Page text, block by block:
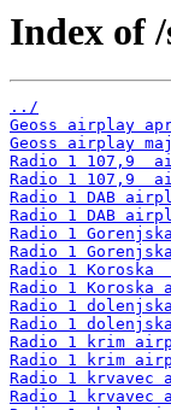
Index of
../
Geoss airplay
Geoss airplay
Radio 1 107,9
Radio 1 107,9
Radio 1 DAB
Radio 1 DAB
Radio 1
Radio 1
Radio 1
Radio 1
Radio 1
Radio 1
Radio 1 krim
Radio 1 krim
Radio 1
Radio 1 krvavec